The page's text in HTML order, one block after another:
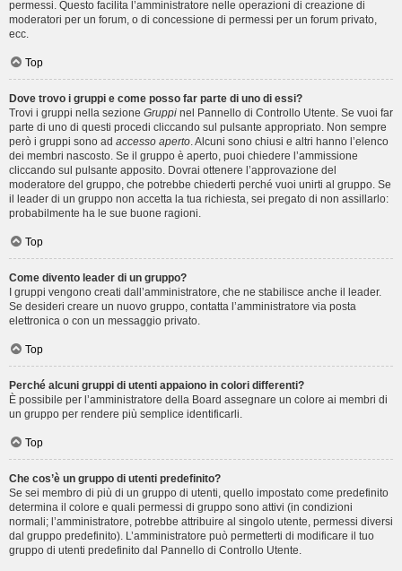
permessi. Questo facilita l’amministratore nelle operazioni di creazione di
moderatori per un forum, o di concessione di permessi per un forum privato,
ecc.
Top
Dove trovo i gruppi e come posso far parte di uno di essi?
Trovi i gruppi nella sezione Gruppi nel Pannello di Controllo Utente. Se vuoi far
parte di uno di questi procedi cliccando sul pulsante appropriato. Non sempre
però i gruppi sono ad accesso aperto. Alcuni sono chiusi e altri hanno l’elenco
dei membri nascosto. Se il gruppo è aperto, puoi chiedere l’ammissione
cliccando sul pulsante apposito. Dovrai ottenere l’approvazione del
moderatore del gruppo, che potrebbe chiederti perché vuoi unirti al gruppo. Se
il leader di un gruppo non accetta la tua richiesta, sei pregato di non assillarlo:
probabilmente ha le sue buone ragioni.
Top
Come divento leader di un gruppo?
I gruppi vengono creati dall’amministratore, che ne stabilisce anche il leader.
Se desideri creare un nuovo gruppo, contatta l’amministratore via posta
elettronica o con un messaggio privato.
Top
Perché alcuni gruppi di utenti appaiono in colori differenti?
È possibile per l’amministratore della Board assegnare un colore ai membri di
un gruppo per rendere più semplice identificarli.
Top
Che cos’è un gruppo di utenti predefinito?
Se sei membro di più di un gruppo di utenti, quello impostato come predefinito
determina il colore e quali permessi di gruppo sono attivi (in condizioni
normali; l’amministratore, potrebbe attribuire al singolo utente, permessi diversi
dal gruppo predefinito). L’amministratore può permetterti di modificare il tuo
gruppo di utenti predefinito dal Pannello di Controllo Utente.